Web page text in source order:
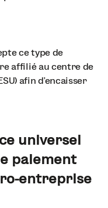
ce type de
affilié au centre de
afin d’encaisser
universel
paiement
entreprise